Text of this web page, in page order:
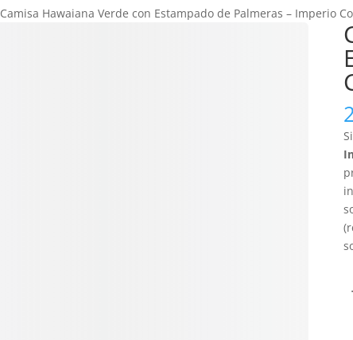
Camisa Hawaiana Verde con Estampado de Palmeras – Imperio